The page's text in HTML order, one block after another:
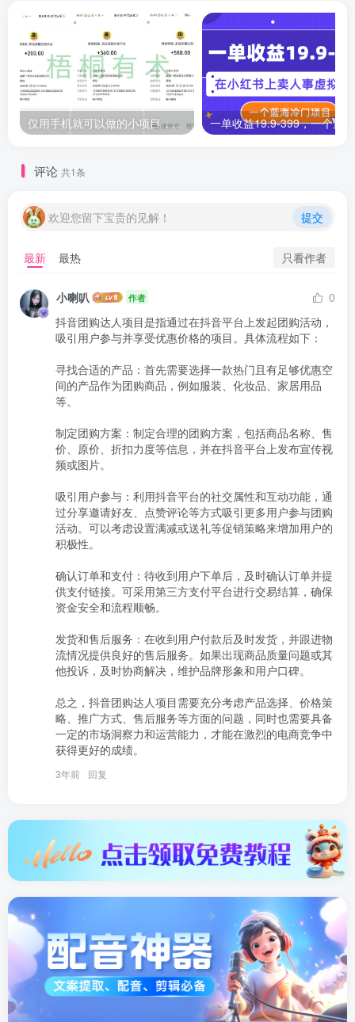
仅用手机就可以做的小项目，当天就能见钱，每天100-300
评论 共1条
欢迎您留下宝贵的见解！ 提交
最新 最热 只看作者
小喇叭 作者
0
抖音团购达人项目是指通过在抖音平台上发起团购活动，
吸引用户参与并享受优惠价格的项目。具体流程如下：
寻找合适的产品：首先需要选择一款热门且有足够优惠空
间的产品作为团购商品，例如服装、化妆品、家居用品
等。
制定团购方案：制定合理的团购方案，包括商品名称、售
价、原价、折扣力度等信息，并在抖音平台上发布宣传视
频或图片。
吸引用户参与：利用抖音平台的社交属性和互动功能，通
过分享邀请好友、点赞评论等方式吸引更多用户参与团购
活动。可以考虑设置满减或送礼等促销策略来增加用户的
积极性。
确认订单和支付：待收到用户下单后，及时确认订单并提
供支付链接。可采用第三方支付平台进行交易结算，确保
资金安全和流程顺畅。
发货和售后服务：在收到用户付款后及时发货，并跟进物
流情况提供良好的售后服务。如果出现商品质量问题或其
他投诉，及时协商解决，维护品牌形象和用户口碑。
总之，抖音团购达人项目需要充分考虑产品选择、价格策
略、推广方式、售后服务等方面的问题，同时也需要具备
一定的市场洞察力和运营能力，才能在激烈的电商竞争中
获得更好的成绩。
3年前 回复